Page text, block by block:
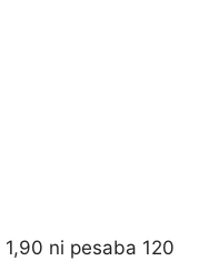
ni pesaba 120